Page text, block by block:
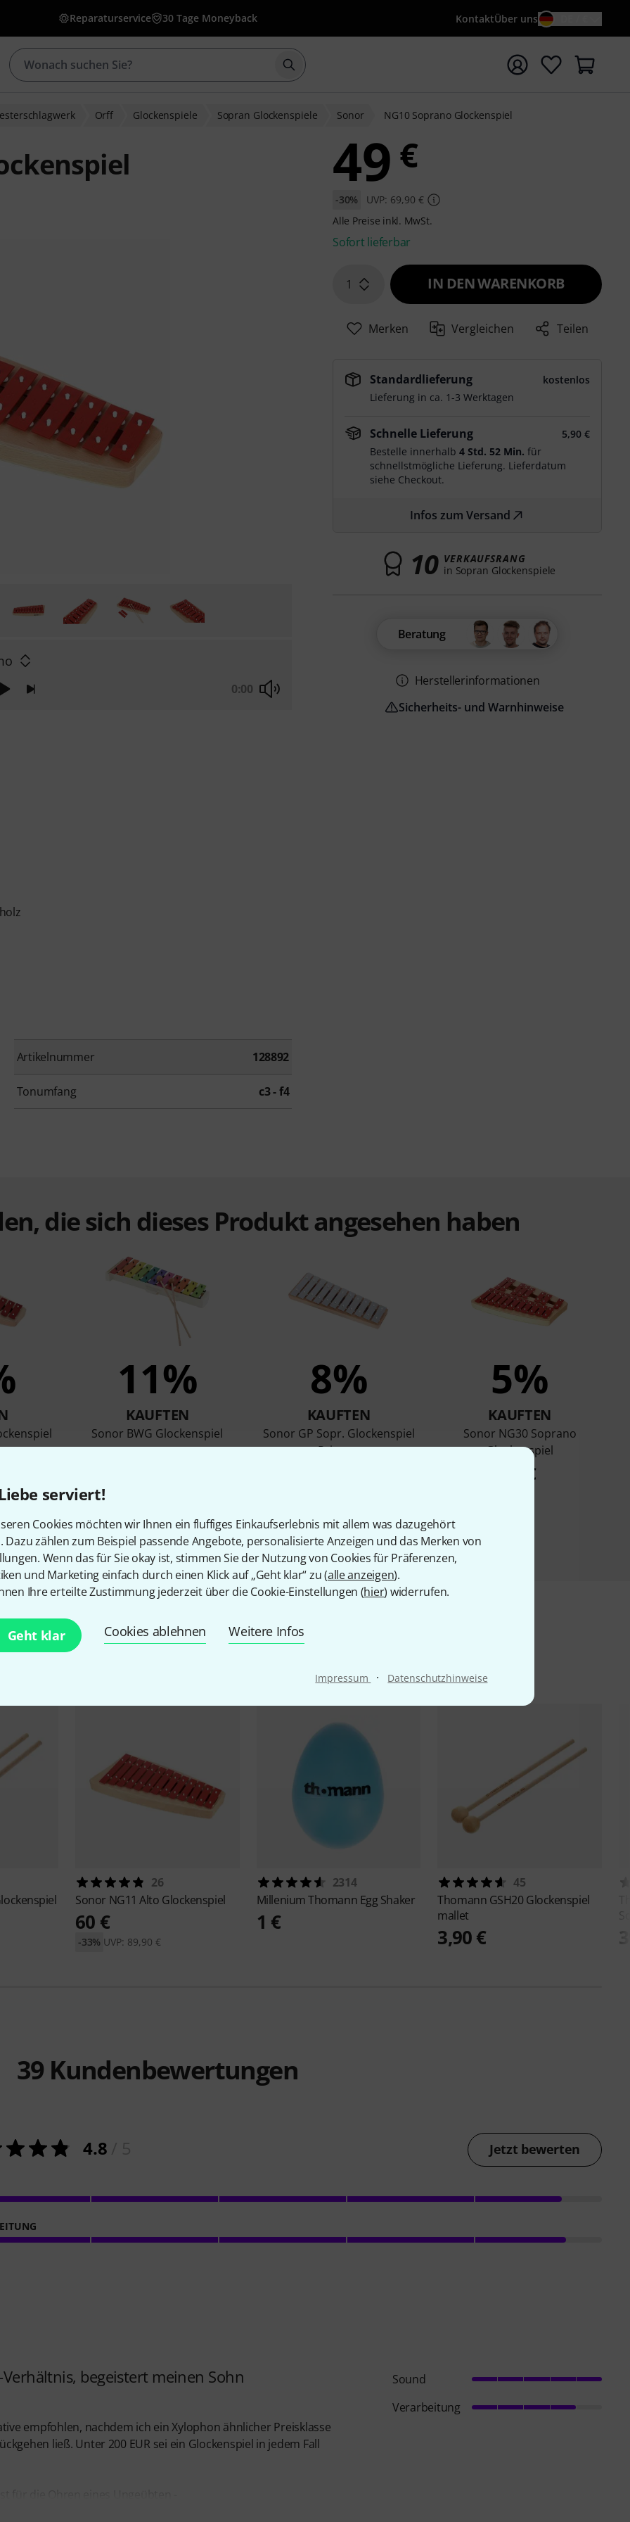
serviert!
Cookies möchten wir Ihnen ein fluffiges Einkaufserlebnis mit allem was dazugehört
Dazu zählen zum Beispiel passende Angebote, personalisierte Anzeigen und das Merken von
Wenn das für Sie okay ist, stimmen Sie der Nutzung von Cookies für Präferenzen,
und Marketing einfach durch einen Klick auf „Geht klar“ zu (alle anzeigen).
Ihre erteilte Zustimmung jederzeit über die Cookie-Einstellungen (hier) widerrufen.
Geht klar Cookies ablehnen Weitere Infos
Impressum · Datenschutzhinweise
Reparaturservice 30 Tage Moneyback KontaktÜber uns
Suche mit Suchwort {searchTerm} starten
Orff Glockenspiele Sopran Glockenspiele Sonor NG10 Soprano Glockenspiel
0:00
Artikelnummer 128892
Tonumfang c3 - f4
49 €
-30%
UVP: 69,90 €
Alle Preise inkl. MwSt.
Sofort lieferbar
1 IN DEN WARENKORB
Merken Vergleichen Teilen
Standardlieferung
kostenlos
Lieferung in ca. 1-3 Werktagen
Schnelle Lieferung
5,90 €
Bestelle innerhalb4 Std. 52 Min. für
schnellstmögliche Lieferung. Lieferdatum
siehe Checkout.
Infos zum Versand
10 VERKAUFSRANG
in Sopran Glockenspiele
Beratung
Herstellerinformationen
Sicherheits- und Warnhinweise
die sich dieses Produkt angesehen haben
11%
KAUFTEN
Sonor BWG Glockenspiel
8%
KAUFTEN
Sonor GP Sopr. Glockenspiel
Primary
5%
KAUFTEN
Sonor NG30 Soprano
Glockenspiel
77 €
Vergleichen
& passende Artikel
26
Sonor NG11 Alto Glockenspiel
60 €
UVP: 89,90 €
-33%
2314
MilleniumThomann Egg Shaker
1 €
45
Thomann GSH20 Glockenspiel
mallet
3,90 €
39 Kundenbewertungen
4.8 Jetzt bewerten
begeistert meinen Sohn
empfohlen, nachdem ich ein Xylophon ähnlicher Preisklasse
ließ. Unter 200 EUR sei ein Glockenspiel in jedem Fall
Sound
Verarbeitung